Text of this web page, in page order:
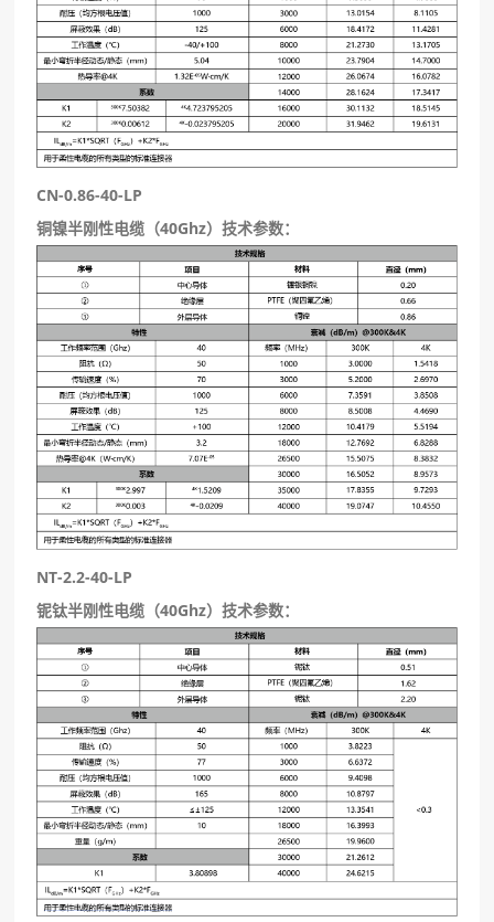
CN-0.86-40-LP
铜镍半刚性电缆（40Ghz）技术参数：
NT-2.2-40-LP
铌钛半刚性电缆（40Ghz）技术参数：